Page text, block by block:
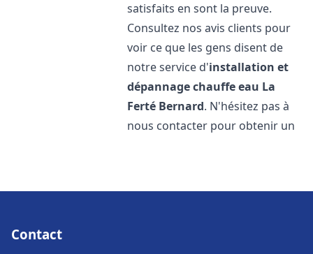
satisfaits en sont la preuve.
Consultez nos avis clients pour
voir ce que les gens disent de
notre service d'installation et
dépannage chauffe eau La
Ferté Bernard. N'hésitez pas à
nous contacter pour obtenir un
Contact